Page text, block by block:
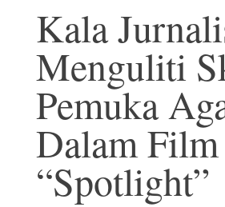
Kala
Menguliti
Pemuka
Dalam Film
“Spotlight”